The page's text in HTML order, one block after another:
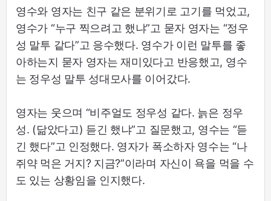
영수와 영자는 친구 같은 분위기로 고기를 먹었고,
영수가 “누구 찍으려고 했냐”고 묻자 영자는 “정우
성 말투 같다”고 응수했다. 영수가 이런 말투를 좋
아하는지 묻자 영자는 재미있다고 반응했고, 영수
는 정우성 말투 성대모사를 이어갔다.
영자는 웃으며 “비주얼도 정우성 같다. 늙은 정우
성. (닮았다고) 듣긴 했냐”고 질문했고, 영수는 “듣
긴 했다”고 인정했다. 영자가 폭소하자 영수는 “나
쥐약 먹은 거지? 지금?”이라며 자신이 욕을 먹을 수
도 있는 상황임을 인지했다.